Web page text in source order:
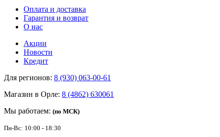
Оплата и доставка
Гарантия и возврат
О нас
Акции
Новости
Кредит
Для регионов: 8 (930) 063-00-61
Магазин в Орле: 8 (4862) 630061
Мы работаем: (по МСК)
Пн-Вс: 10:00 - 18:30